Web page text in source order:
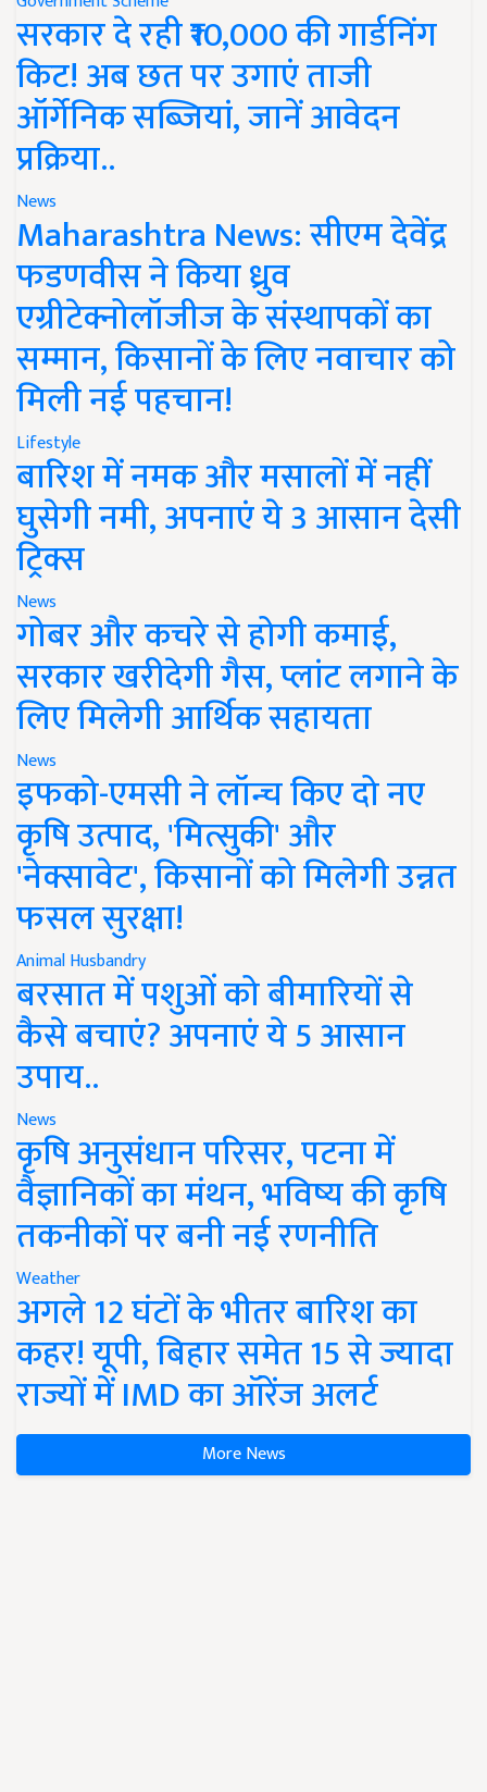
सरकार दे रही ₹10,000 की गार्डनिंग
किट! अब छत पर उगाएं ताजी
ऑर्गेनिक सब्जियां, जानें आवेदन
प्रक्रिया..
News
Maharashtra News: सीएम देवेंद्र
फडणवीस ने किया ध्रुव
एग्रीटेक्नोलॉजीज के संस्थापकों का
सम्मान, किसानों के लिए नवाचार को
मिली नई पहचान!
Lifestyle
बारिश में नमक और मसालों में नहीं
घुसेगी नमी, अपनाएं ये 3 आसान देसी
ट्रिक्स
News
गोबर और कचरे से होगी कमाई,
सरकार खरीदेगी गैस, प्लांट लगाने के
लिए मिलेगी आर्थिक सहायता
News
इफको-एमसी ने लॉन्च किए दो नए
कृषि उत्पाद, 'मित्सुकी' और
'नेक्सावेट', किसानों को मिलेगी उन्नत
फसल सुरक्षा!
Animal Husbandry
बरसात में पशुओं को बीमारियों से
कैसे बचाएं? अपनाएं ये 5 आसान
उपाय..
News
कृषि अनुसंधान परिसर, पटना में
वैज्ञानिकों का मंथन, भविष्य की कृषि
तकनीकों पर बनी नई रणनीति
Weather
अगले 12 घंटों के भीतर बारिश का
कहर! यूपी, बिहार समेत 15 से ज्यादा
राज्यों में IMD का ऑरेंज अलर्ट
More News